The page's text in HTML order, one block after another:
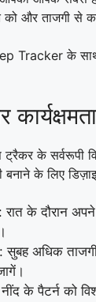
को और ताजगी से
Tracker के
ट्रैकर के सर्वरूपी
बनाने के लिए
रात के दौरान
: सुबह अधिक
के पैटर्न को